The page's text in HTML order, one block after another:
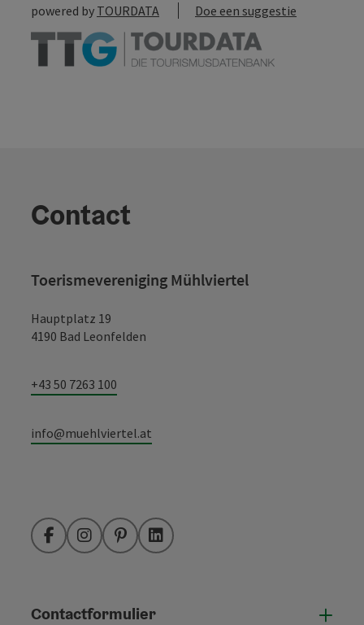
powered by TOURDATA Doe een suggestie
Contact
Toerismevereniging Mühlviertel
Hauptplatz 19
4190 Bad Leonfelden
+43 50 7263 100
info@muehlviertel.at
FacebookInstagramPinterestLinkedIn
Contactformulier